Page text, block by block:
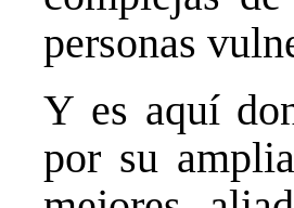
personas
Y es aquí
por su